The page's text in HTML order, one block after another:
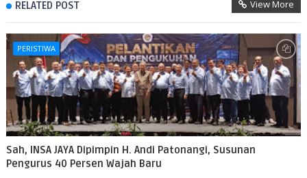
RELATED POST View More
PERISTIWA
Sah, INSA JAYA Dipimpin H. Andi Patonangi, Susunan
Pengurus 40 Persen Wajah Baru